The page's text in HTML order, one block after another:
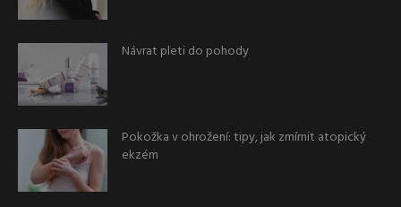
Návrat pleti do pohody
Pokožka v ohrožení: tipy, jak zmírnit atopický
ekzém